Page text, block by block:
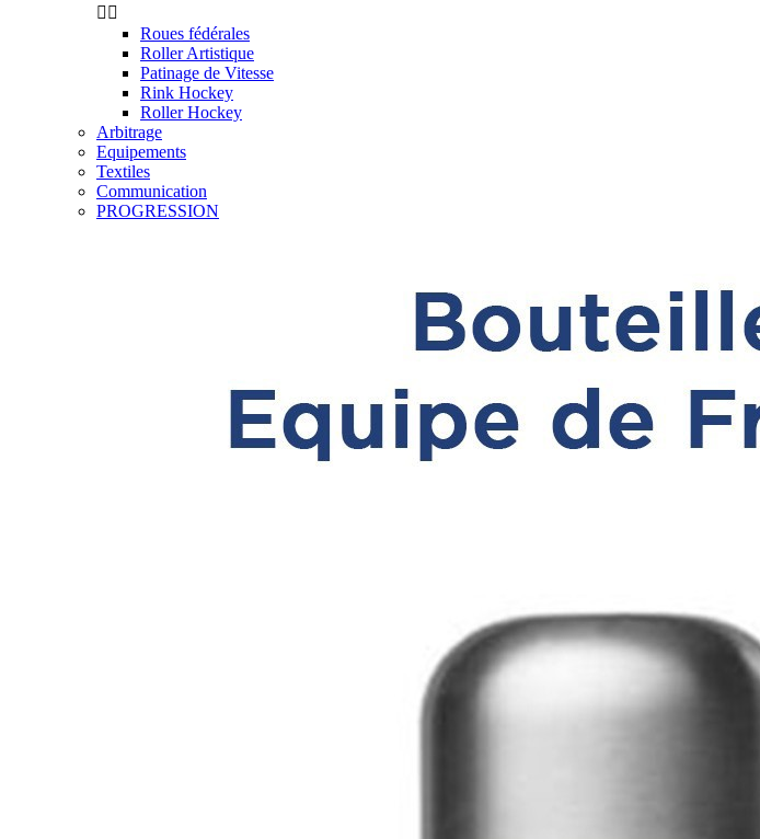
 
Roues fédérales
Roller Artistique
Patinage de Vitesse
Rink Hockey
Roller Hockey
Arbitrage
Equipements
Textiles
Communication
PROGRESSION